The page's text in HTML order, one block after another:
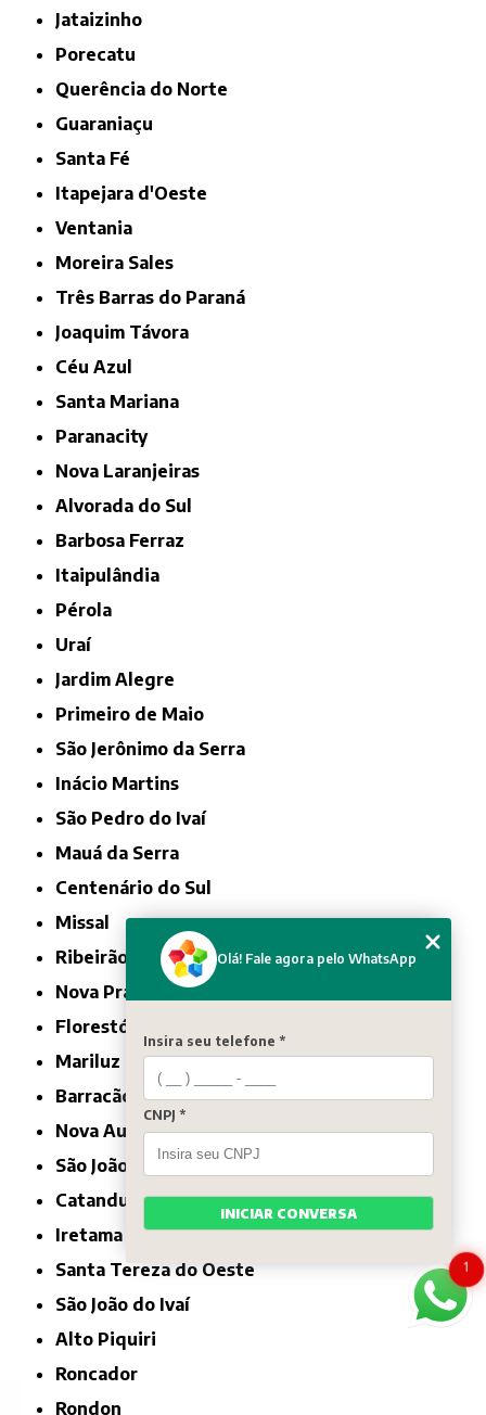
Jataizinho
Porecatu
Querência do Norte
Guaraniaçu
Santa Fé
Itapejara d'Oeste
Ventania
Moreira Sales
Três Barras do Paraná
Joaquim Távora
Céu Azul
Santa Mariana
Paranacity
Nova Laranjeiras
Alvorada do Sul
Barbosa Ferraz
Itaipulândia
Pérola
Uraí
Jardim Alegre
Primeiro de Maio
São Jerônimo da Serra
Inácio Martins
São Pedro do Ivaí
Mauá da Serra
Centenário do Sul
Missal
Ribeirão Claro
Nova Prata do Iguaçu
Florestópolis
Mariluz
Barracão
Nova Aurora
São João
Catanduvas
Iretama
Santa Tereza do Oeste
São João do Ivaí
Alto Piquiri
Roncador
Rondon
1
Olá! Fale agora pelo WhatsApp
Insira seu telefone *
CNPJ *
INICIAR CONVERSA